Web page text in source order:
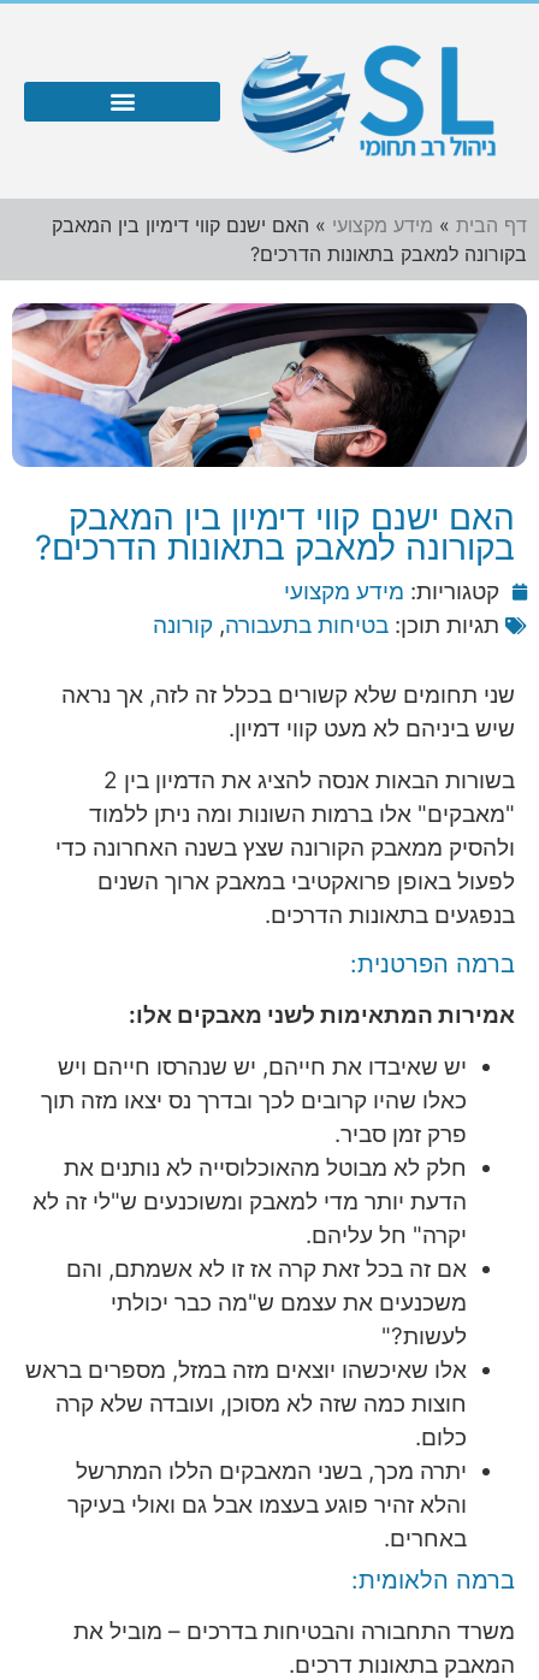
דף הבית » מידע מקצועי » האם ישנם קווי דימיון בין המאבק
בקורונה למאבק בתאונות הדרכים?
האם ישנם קווי דימיון בין המאבק
בקורונה למאבק בתאונות הדרכים?
קטגוריות: מידע מקצועי
תגיות תוכן: בטיחות בתעבורה, קורונה
שני תחומים שלא קשורים בכלל זה לזה, אך נראה
שיש ביניהם לא מעט קווי דמיון.
בשורות הבאות אנסה להציג את הדמיון בין 2
"מאבקים" אלו ברמות השונות ומה ניתן ללמוד
ולהסיק ממאבק הקורונה שצץ בשנה האחרונה כדי
לפעול באופן פרואקטיבי במאבק ארוך השנים
בנפגעים בתאונות הדרכים.
ברמה הפרטנית:
אמירות המתאימות לשני מאבקים אלו:
יש שאיבדו את חייהם, יש שנהרסו חייהם ויש
כאלו שהיו קרובים לכך ובדרך נס יצאו מזה תוך
פרק זמן סביר.
חלק לא מבוטל מהאוכלוסייה לא נותנים את
הדעת יותר מדי למאבק ומשוכנעים ש"לי זה לא
יקרה" חל עליהם.
אם זה בכל זאת קרה אז זו לא אשמתם, והם
משכנעים את עצמם ש"מה כבר יכולתי
לעשות?"
אלו שאיכשהו יוצאים מזה במזל, מספרים בראש
חוצות כמה שזה לא מסוכן, ועובדה שלא קרה
כלום.
יתרה מכך, בשני המאבקים הללו המתרשל
והלא זהיר פוגע בעצמו אבל גם ואולי בעיקר
באחרים.
ברמה הלאומית:
משרד התחבורה והבטיחות בדרכים – מוביל את
המאבק בתאונות דרכים.